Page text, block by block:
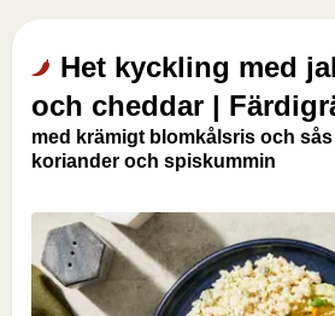
Het kyckling med
och cheddar |
med krämigt blomkålsris och sås
koriander och spiskummin